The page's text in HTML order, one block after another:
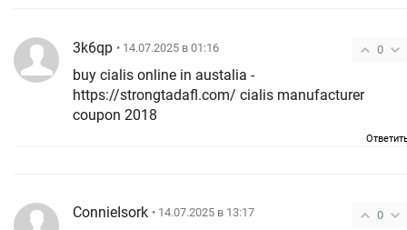
0
3k6qp • 14.07.2025 в 01:16
buy cialis online in austalia -
https://strongtadafl.com/ cialis manufacturer
coupon 2018
0
ConnieIsork • 14.07.2025 в 13:17